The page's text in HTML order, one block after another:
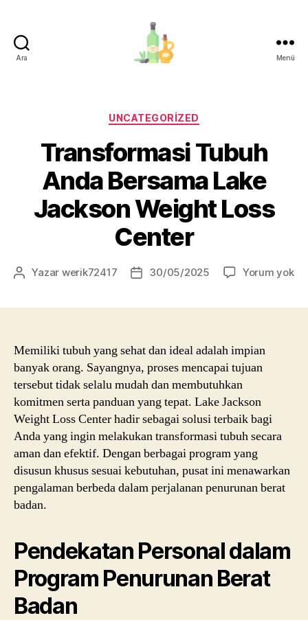
Ara Menü
Kategoriler
UNCATEGORIZED
Transformasi Tubuh
Anda Bersama Lake
Jackson Weight Loss
Center
Yazının
Yazar werik72417
Yazı30/05/2025 Yorum yok
Memiliki tubuh yang sehat dan ideal adalah impian
banyak orang. Sayangnya, proses mencapai tujuan
tersebut tidak selalu mudah dan membutuhkan
komitmen serta panduan yang tepat. Lake Jackson
Weight Loss Center hadir sebagai solusi terbaik bagi
Anda yang ingin melakukan transformasi tubuh secara
aman dan efektif. Dengan berbagai program yang
disusun khusus sesuai kebutuhan, pusat ini menawarkan
pengalaman berbeda dalam perjalanan penurunan berat
badan.
Pendekatan Personal dalam
Program Penurunan Berat
Badan